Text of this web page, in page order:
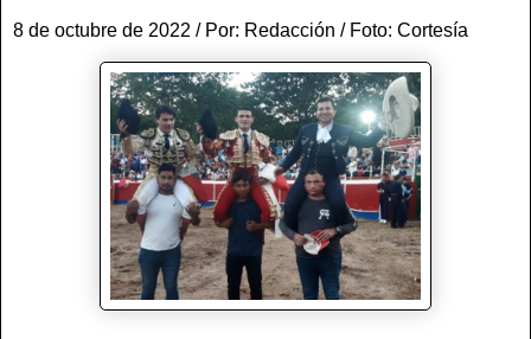
8 de octubre de 2022 / Por: Redacción / Foto: Cortesía